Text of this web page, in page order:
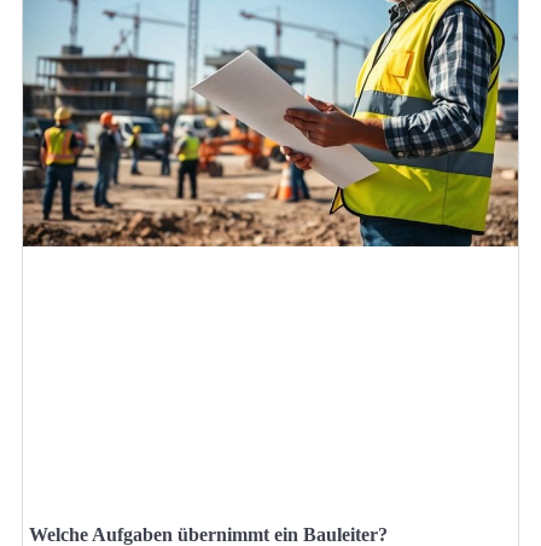
Welche Aufgaben übernimmt ein Bauleiter?